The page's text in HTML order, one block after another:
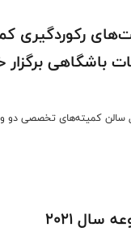
رکوردگیری
باشگاهی برگزار
سالن کمیته‌های تخصصی دو و
۲۰۲۱